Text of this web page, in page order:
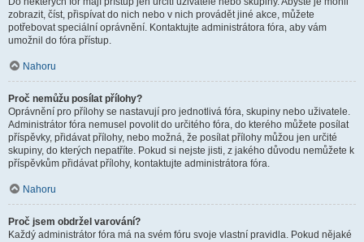
zobrazit, číst, přispívat do nich nebo v nich provádět jiné akce, můžete
potřebovat speciální oprávnění. Kontaktujte administrátora fóra, aby vám
umožnil do fóra přístup.
Nahoru
Proč nemůžu posílat přílohy?
Oprávnění pro přílohy se nastavují pro jednotlivá fóra, skupiny nebo uživatele.
Administrátor fóra nemusel povolit do určitého fóra, do kterého můžete posílat
příspěvky, přidávat přílohy, nebo možná, že posílat přílohy můžou jen určité
skupiny, do kterých nepatříte. Pokud si nejste jisti, z jakého důvodu nemůžete k
příspěvkům přidávat přílohy, kontaktujte administrátora fóra.
Nahoru
Proč jsem obdržel varování?
Každý administrátor fóra má na svém fóru svoje vlastní pravidla. Pokud nějaké